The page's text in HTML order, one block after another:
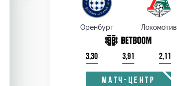
Оренбург Локомотив
3,30 3,91 2,11
МАТЧ-ЦЕНТР